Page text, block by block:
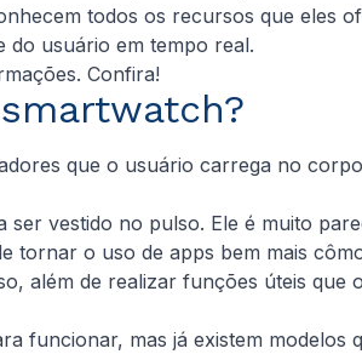
todos os recursos que eles
do usuário em tempo real.
Confira!
que o usuário carrega no
vestido no pulso. Ele é muito
tornar o uso de apps bem mais
além de realizar funções úteis
mas já existem modelos